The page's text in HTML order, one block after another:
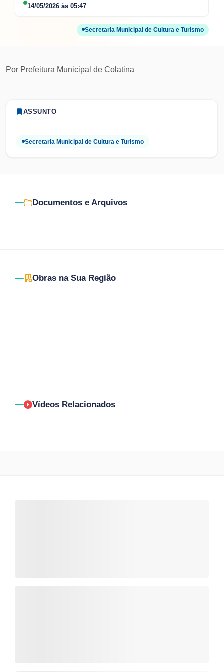
14/05/2026 às 05:47
Secretaria Municipal de Cultura e Turismo
Por Prefeitura Municipal de Colatina
ASSUNTO
Secretaria Municipal de Cultura e Turismo
Documentos e Arquivos
Obras na Sua Região
Vídeos Relacionados